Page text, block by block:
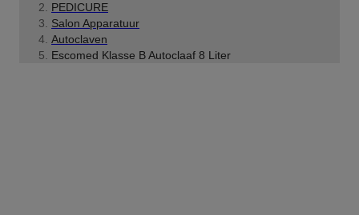
PEDICURE
Salon Apparatuur
Autoclaven
Escomed Klasse B Autoclaaf 8 Liter